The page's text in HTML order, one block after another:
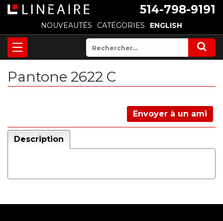
514-798-9191
NOUVEAUTÉS CATÉGORIES ENGLISH
Pantone 2622 C
Envoyer à un ami
Description